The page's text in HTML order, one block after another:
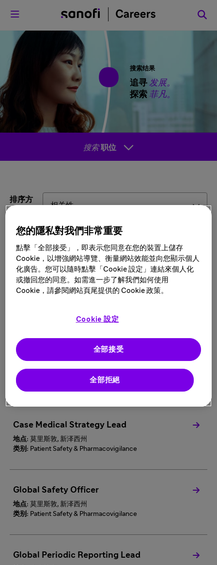
搜索结果
追寻 发展。
探索 菲凡。
搜索 职位
排序方
4 Patient Safety & Pharmacovigilance 职
位
Global Safety Officer, I&I
地点:
类别:
Patient Safety & Pharmacovigilance
Case Medical Strategy Lead
地点: 莫里斯敦, 新泽西州
类别: Patient Safety & Pharmacovigilance
Global Safety Officer
地点: 莫里斯敦, 新泽西州
类别: Patient Safety & Pharmacovigilance
Global Periodic Reporting Lead
您的隱私對我們非常重要
點擊「全部接受」，即表示您同意在您的裝置上儲存
Cookie，以增強網站導覽、衡量網站效能並向您顯示個人
化廣告。您可以隨時點擊「Cookie 設定」連結來個人化
或撤回您的同意。如需進一步了解我們如何使用
Cookie，請參閱網站頁尾提供的 Cookie 政策。
Cookie 設定
全部拒絕
全部接受